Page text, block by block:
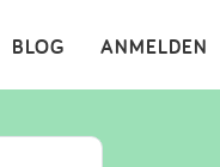
ANMELDEN
BLOG ×